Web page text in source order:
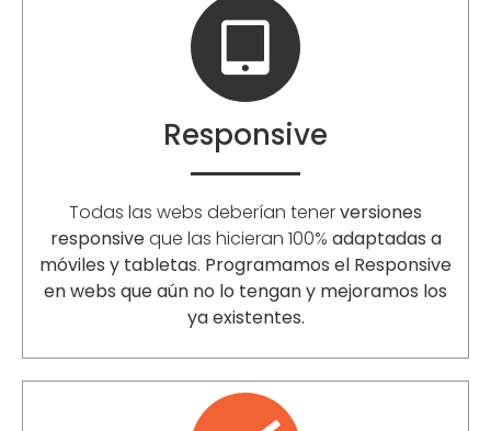
Responsive
Todas las webs deberían tenerversiones
responsiveque las hicieran 100% adaptadas a
móviles y tabletas. Programamos el Responsive
en webs que aún no lo tengan y mejoramos los
ya existentes.